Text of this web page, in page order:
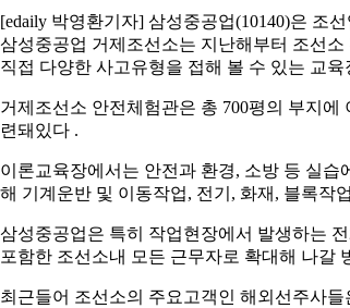
[edaily 박영환기자] 삼성중공업(10140)은 조
삼성중공업 거제조선소는 지난해부터 조선
직접 다양한 사고유형을 접해 볼 수 있는 교
거제조선소 안전체험관은 총 700평의 부지
련돼있다 .
이론교육장에서는 안전과 환경, 소방 등 실
해 기계운반 및 이동작업, 전기, 화재, 블록
삼성중공업은 특히 작업현장에서 발생하는
포함한 조선소내 모든 근무자로 확대해 나갈
최근들어 조선소의 주요고객인 해외선주사들